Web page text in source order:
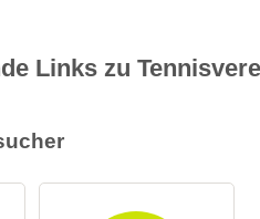
Links zu